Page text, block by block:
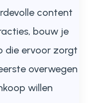
content
bouw je
die ervoor zorgt
overwegen
willen